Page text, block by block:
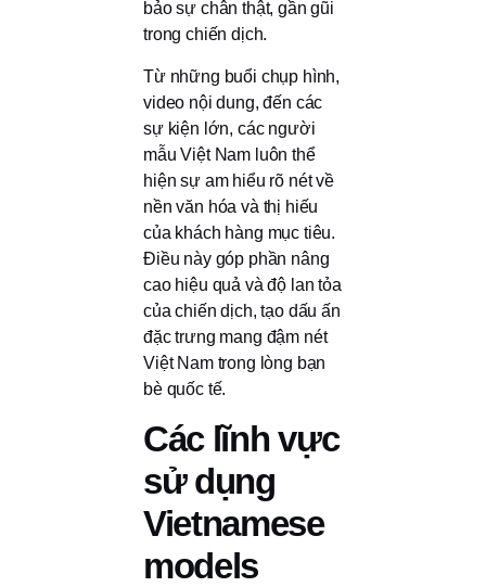
bảo sự chân thật, gần gũi
trong chiến dịch.
Từ những buổi chụp hình,
video nội dung, đến các
sự kiện lớn, các người
mẫu Việt Nam luôn thể
hiện sự am hiểu rõ nét về
nền văn hóa và thị hiếu
của khách hàng mục tiêu.
Điều này góp phần nâng
cao hiệu quả và độ lan tỏa
của chiến dịch, tạo dấu ấn
đặc trưng mang đậm nét
Việt Nam trong lòng bạn
bè quốc tế.
Các lĩnh vực
sử dụng
Vietnamese
models